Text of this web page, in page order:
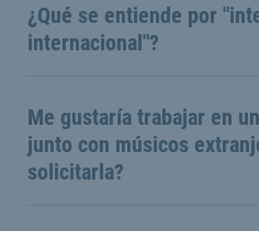
¿Qué se entiende por
internacional"?
Me gustaría trabajar en
junto con músicos
solicitarla?